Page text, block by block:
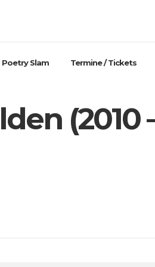
Poetry Slam Termine / Tickets
(2010